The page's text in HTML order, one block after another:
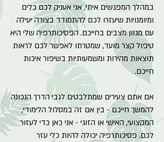
במהלך המפגשים איתי, אני אעניק לכם כלים
ומיומנויות שיעזרו לכם להתמודד בצורה יעילה
עם מגוון מצבים בחייכם. הפסיכותרפיה שלי היא
טיפול קצר מועד, שמטרתו לאפשר לכם לראות
תוצאות מהירות ומשמעותיות בשיפור איכות
חייכם.
אם אתם צעירים שמתלבטים לגבי הדרך הנכונה
להמשך חייכם - בין אם זה במסלול הלימודי,
המקצועי, האישי או הזוגי - אני כאן כדי לעזור
לכם. פסיכותרפיה יכולה להיות כלי עזר